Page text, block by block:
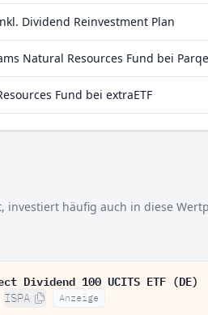
Dividend Reinvestment Plan
Natural Resources Fund bei
Fund bei extraETF
investiert häufig auch in diese
Dividend 100 UCITS ETF (DE)
ISPA Anzeige